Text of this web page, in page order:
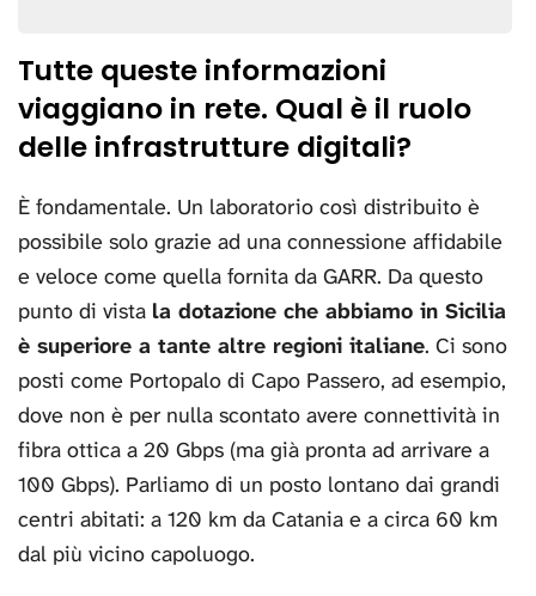
Tutte queste informazioni
viaggiano in rete. Qual è il ruolo
delle infrastrutture digitali?
È fondamentale. Un laboratorio così distribuito è
possibile solo grazie ad una connessione affidabile
e veloce come quella fornita da GARR. Da questo
punto di vista la dotazione che abbiamo in Sicilia
è superiore a tante altre regioni italiane. Ci sono
posti come Portopalo di Capo Passero, ad esempio,
dove non è per nulla scontato avere connettività in
fibra ottica a 20 Gbps (ma già pronta ad arrivare a
100 Gbps). Parliamo di un posto lontano dai grandi
centri abitati: a 120 km da Catania e a circa 60 km
dal più vicino capoluogo.